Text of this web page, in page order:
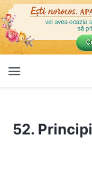
52. Principiile se
52.